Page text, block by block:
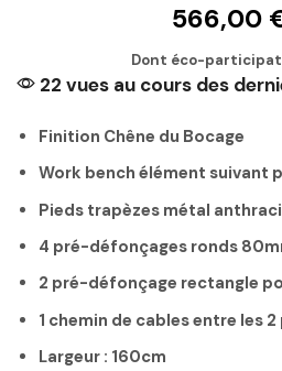
566,00
Dont éco-
22 vues au cours des
Finition Chêne du Bocage
Work bench élément suivant
Pieds trapèzes métal
4 pré-défonçages ronds
2 pré-défonçage rectangle
1 chemin de cables entre les
Largeur : 160cm